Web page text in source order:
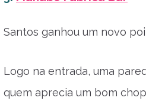
Santos ganhou um novo
Logo na entrada, uma
quem aprecia um bom